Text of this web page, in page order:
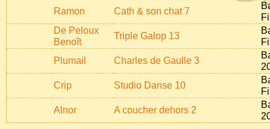
Ramon
Cath & son chat 7
De Peloux
Benoît
Triple Galop 13
Plumail
Charles de Gaulle 3
Crip
Studio Danse 10
Alnor
A coucher dehors 2